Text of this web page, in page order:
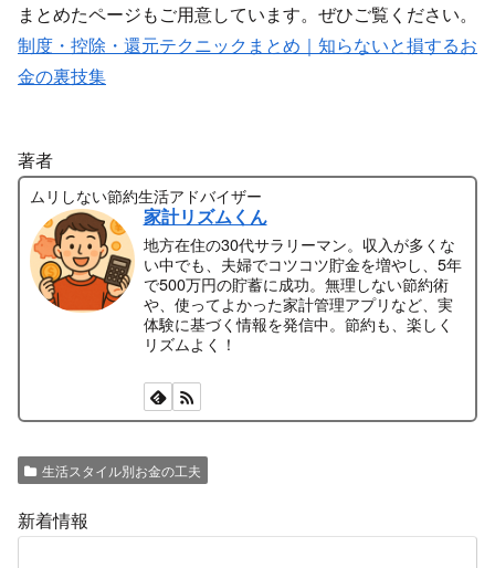
まとめたページもご用意しています。ぜひご覧ください。
制度・控除・還元テクニックまとめ｜知らないと損するお
金の裏技集
著者
ムリしない節約生活アドバイザー
家計リズムくん
地方在住の30代サラリーマン。収入が多くな
い中でも、夫婦でコツコツ貯金を増やし、5年
で500万円の貯蓄に成功。無理しない節約術
や、使ってよかった家計管理アプリなど、実
体験に基づく情報を発信中。節約も、楽しく
リズムよく！
生活スタイル別お金の工夫
新着情報